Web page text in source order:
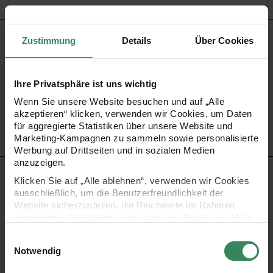
Zustimmung Details Über Cookies
Ihre Privatsphäre ist uns wichtig
Wenn Sie unsere Website besuchen und auf „Alle
akzeptieren“ klicken, verwenden wir Cookies, um Daten
für aggregierte Statistiken über unsere Website und
Marketing-Kampagnen zu sammeln sowie personalisierte
Werbung auf Drittseiten und in sozialen Medien
anzuzeigen.
Klicken Sie auf „Alle ablehnen“, verwenden wir Cookies
ausschließlich, um die Benutzerfreundlichkeit der
Website sicherzustellen, die Reichweite im Rahmen
Ihre Einwilligung ist freiwillig und kann jederzeit über den
Link „Cookie-Einstellungen“ im Fußbereich der Seite
Notwendig
PRODUKTINFORMATION
Artikel-Nr. 99001.91.42
Bestell-Nr. 3289570
PRODUKTBESCHREIBUNG
Setzen Sie Akzente! Als i-Tüpfelchen für Ihr Geschenk
bietet sich ein edles Dekoband aus Satin an. Dieses
zeichnet sich durch seine glatte und glänzende